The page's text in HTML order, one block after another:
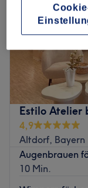
Estilo Atelier
4,9
Altdorf, Bayern
Augenbrauen
10 Min.